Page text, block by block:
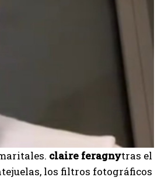
claire feragnytras el
los filtros fotográficos